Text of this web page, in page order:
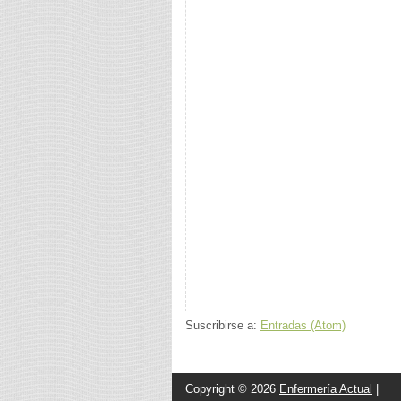
Suscribirse a: Entradas (Atom)
Copyright © 2026 Enfermería Actual